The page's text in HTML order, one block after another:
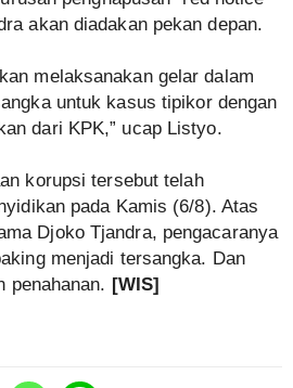
akan diadakan pekan depan.
melaksanakan gelar dalam
untuk kasus tipikor dengan
dari KPK,” ucap Listyo.
korupsi tersebut telah
pada Kamis (6/8). Atas
Djoko Tjandra, pengacaranya
menjadi tersangka. Dan
penahanan. [WIS]